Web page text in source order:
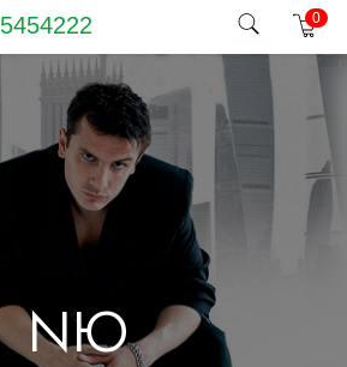
5454222 0
NЮ